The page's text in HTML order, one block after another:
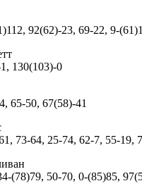
92(62)-23, 69-22, 9-
130(103)-0
65-50, 67(58)-41
73-64, 25-74, 62-7, 55-19,
(78)79, 50-70, 0-(85)85,